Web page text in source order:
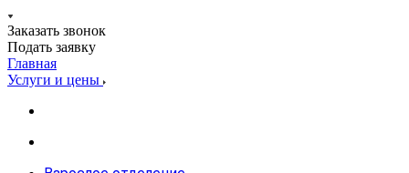
Заказать звонок
Подать заявку
Главная
Услуги и цены